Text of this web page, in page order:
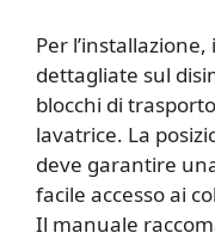
Per
dettagliate sul
blocchi di
lavatrice. La
deve garantire
facile accesso ai
Il manuale